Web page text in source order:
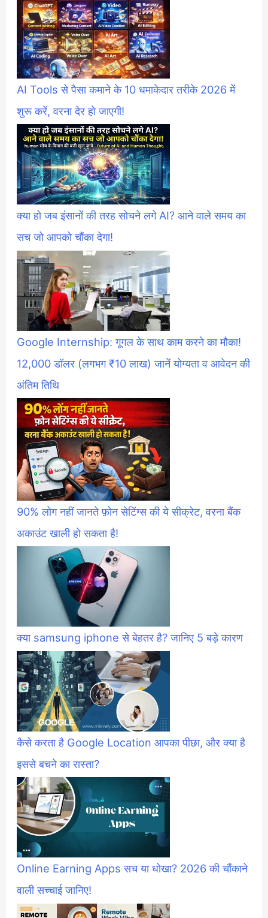
AI Tools से पैसा कमाने के 10 धमाकेदार तरीके 2026 में
शुरू करें, वरना देर हो जाएगी!
क्या हो जब इंसानों की तरह सोचने लगे AI? आने वाले समय का
सच जो आपको चौंका देगा!
Google Internship: गूगल के साथ काम करने का मौका!
12,000 डॉलर (लगभग ₹10 लाख) जानें योग्यता व आवेदन की
अंतिम तिथि
90% लोग नहीं जानते फ़ोन सेटिंग्स की ये सीक्रेट, वरना बैंक
अकाउंट खाली हो सकता है!
क्या samsung iphone से बेहतर है? जानिए 5 बड़े कारण
कैसे करता है Google Location आपका पीछा, और क्या है
इससे बचने का रास्ता?
Online Earning Apps सच या धोखा? 2026 की चौंकाने
वाली सच्चाई जानिए!